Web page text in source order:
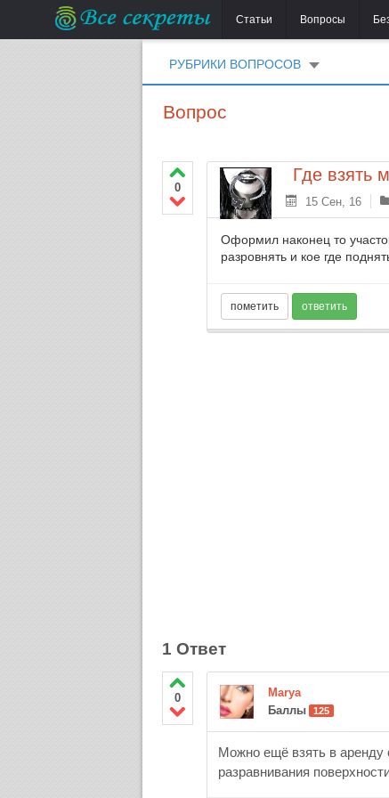
Статьи Вопросы
РУБРИКИ ВОПРОСОВ
Вопрос
0
Где взять
15 Сен, 16
Оформил наконец то
разровнять и кое где
1 Ответ
0
Marya
Баллы
125
Можно ещё взять в аренду
разравнивания